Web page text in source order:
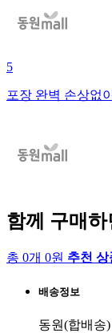
5
포장 완벽 손상없
함께 구매
총 0개 0원 추천 상
배송정보
동원(합배송)